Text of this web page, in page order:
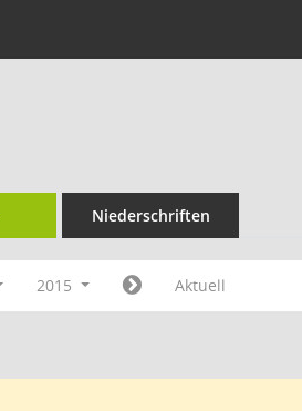
Niederschriften
2015 Aktuell